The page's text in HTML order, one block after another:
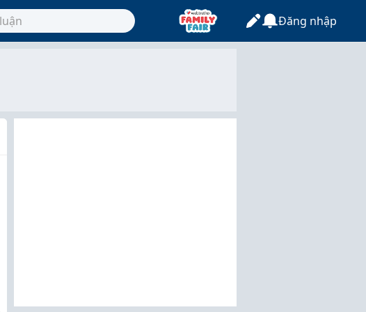
Đăng nhập